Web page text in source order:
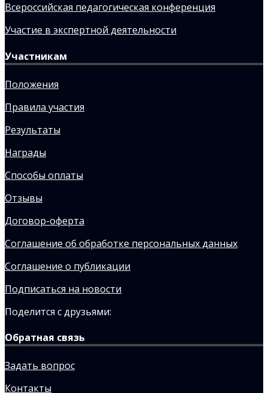
Всероссийская педагогическая конференция
Участие в экспертной деятельности
Участникам
Положения
Правила участия
Результаты
Награды
Способы оплаты
Отзывы
Договор-оферта
Соглашение об обработке персональных данных
Соглашение о публикации
Подписаться на новости
Поделится с друзьями:
Обратная связь
Задать вопрос
Контакты